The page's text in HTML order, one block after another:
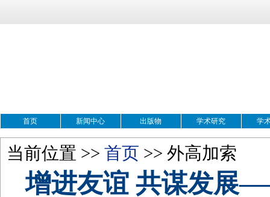
首页 新闻中心 出版物 学术研究 学
当前位置 >> 首页 >> 外高加索
增进友谊 共谋发展